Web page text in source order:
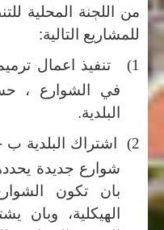
من اللجنة المحلية
للمشاريع التالية:
1)
تنفيذ اعمال
في الشوارع ،
البلدية.
2)
شوارع جديدة
بان تكون
الهيكلية، وبان